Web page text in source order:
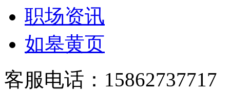
职场资讯
如皋黄页
客服电话：15862737717